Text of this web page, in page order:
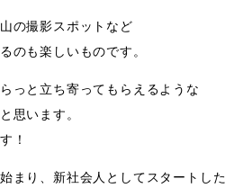
の撮影スポットなど
のも楽しいものです。
っと立ち寄ってもらえるような
思います。
！
まり、新社会人としてスタートした